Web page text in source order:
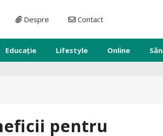
Despre Contact
Educație Lifestyle Online
pentru